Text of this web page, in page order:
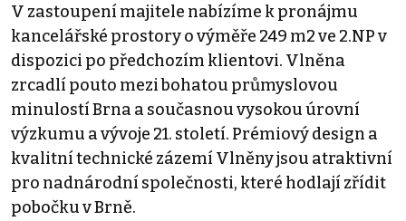
V zastoupení majitele nabízíme k pronájmu
kancelářské prostory o výměře 249 m2 ve 2.NP v
dispozici po předchozím klientovi. Vlněna
zrcadlí pouto mezi bohatou průmyslovou
minulostí Brna a současnou vysokou úrovní
výzkumu a vývoje 21. století. Prémiový design a
kvalitní technické zázemí Vlněny jsou atraktivní
pro nadnárodní společnosti, které hodlají zřídit
pobočku v Brně.